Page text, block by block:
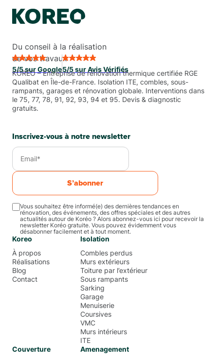
Du conseil à la réalisation
de vos travaux
5/5 sur Google5/5 sur Avis Vérifiés
KORÉO – Entreprise de rénovation thermique certifiée RGE
Qualibat en Île-de-France. Isolation ITE, combles, sous-
rampants, garages et rénovation globale. Interventions dans
le 75, 77, 78, 91, 92, 93, 94 et 95. Devis & diagnostic
gratuits.
Inscrivez-vous à notre newsletter
S’abonner
Vous souhaitez être informé(e) des dernières tendances en
rénovation, des événements, des offres spéciales et des autres
actualités autour de Koréo ? Alors abonnez-vous ici pour recevoir la
newsletter Koréo gratuite. Vous pouvez évidemment vous
désabonner facilement et à tout moment.
Koreo
À propos
Réalisations
Blog
Contact
Isolation
Combles perdus
Murs extérieurs
Toiture par l’extérieur
Sous rampants
Sarking
Garage
Menuiserie
Coursives
VMC
Murs intérieurs
ITE
Couverture
Amenagement